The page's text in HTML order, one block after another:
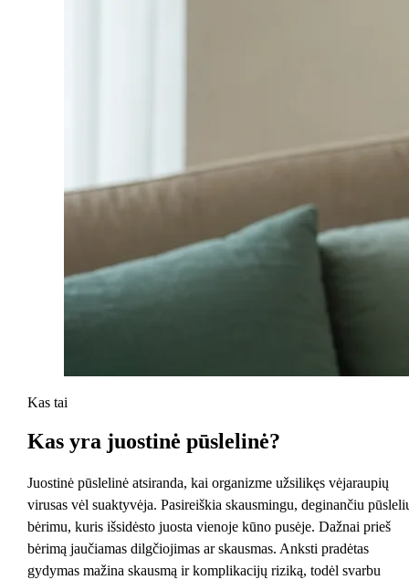
Kas tai
Kas yra juostinė pūslelinė?
Juostinė pūslelinė atsiranda, kai organizme užsilikęs vėjaraupių
virusas vėl suaktyvėja. Pasireiškia skausmingu, deginančiu
bėrimu, kuris išsidėsto juosta vienoje kūno pusėje. Dažnai prieš
bėrimą jaučiamas dilgčiojimas ar skausmas. Anksti pradėtas
gydymas mažina skausmą ir komplikacijų riziką, todėl svarbu